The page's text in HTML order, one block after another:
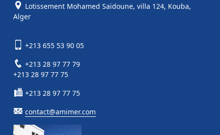
Lotissement Mohamed Saïdoune, villa 124, Kouba,
Alger
+213 655 53 90 05
+213 28 97 77 79
+213 28 97 77 75
+213 28 97 77 75
contact@amimer.com